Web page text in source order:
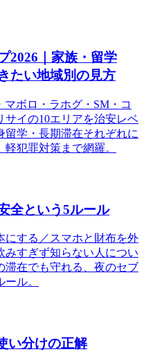
2026｜家族・留学
たい地域別の見方
ボロ・ラホグ・SM・コ
サイの10エリアを治安レベ
留学・長期滞在それぞれに
犯罪対策まで網羅。
全という5ルール
にする／スマホと財布を外
みすぎず知らない人につい
滞在でも守れる、夜のセブ
ル。
い分けの正解